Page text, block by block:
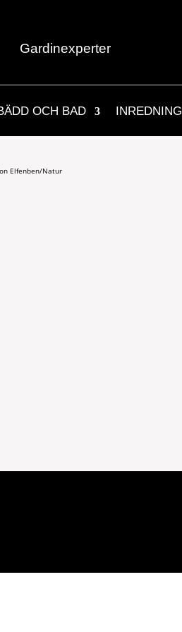
Gardinexperter
OCH BAD INREDNING
Elfenben/Natur